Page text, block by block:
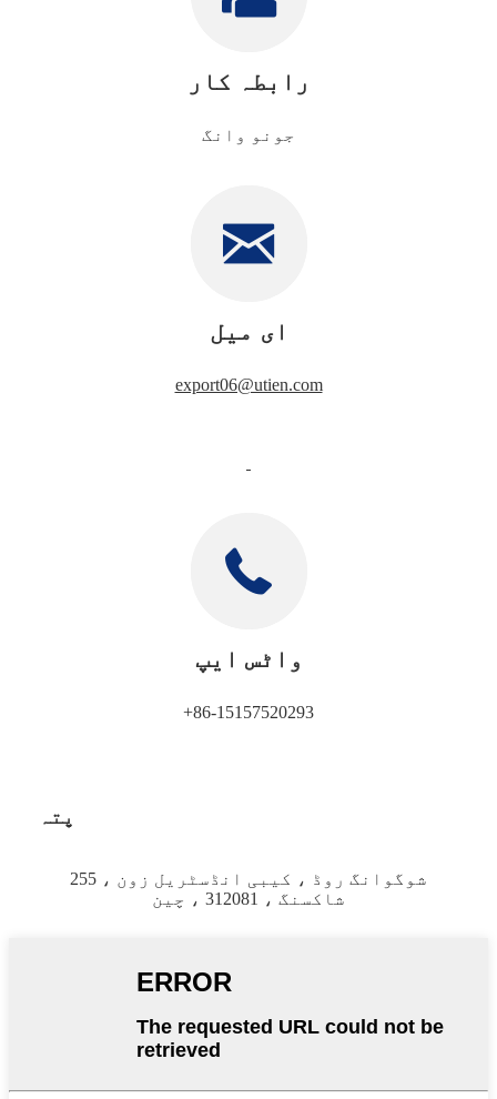
رابطہ کار
جونو وانگ
ای میل
export06@utien.com
واٹس ایپ
+86-15157520293
پتہ
255 شوگوانگ روڈ ، کیبی انڈسٹریل زون ،
شاکسنگ ، 312081 ، چین